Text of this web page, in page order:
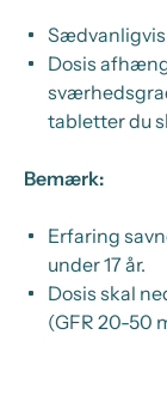
Sædvanligvis
Dosis
tabletter du
Bemærk:
Erfaring
under 17 år.
Dosis skal
(GFR 20-50